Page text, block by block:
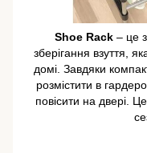
Shoe Rack – це
зберігання взуття,
домі. Завдяки
розмістити в
повісити на двері.